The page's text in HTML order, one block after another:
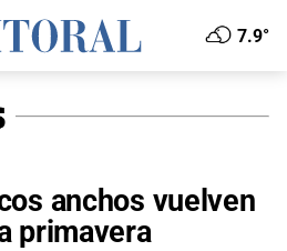
7.9°
anchos vuelven
primavera